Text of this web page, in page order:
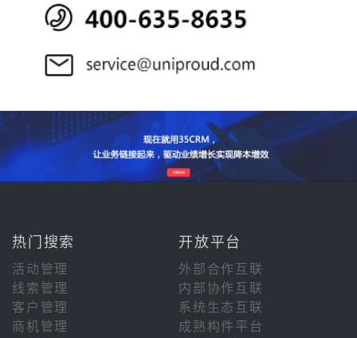
热门搜索 开放平台
活动管理
外部合作互联
线索管理
内部协作互联
客户管理
系统生态互联
商机管理
成熟构件平台